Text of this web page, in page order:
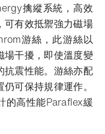
擒縱系統，高效
可有效抵禦強力磁場
游絲，此游絲以
場干擾，即使溫度變
抗震性能。游絲亦配
可保持規律運作。
的高性能Paraflex緩